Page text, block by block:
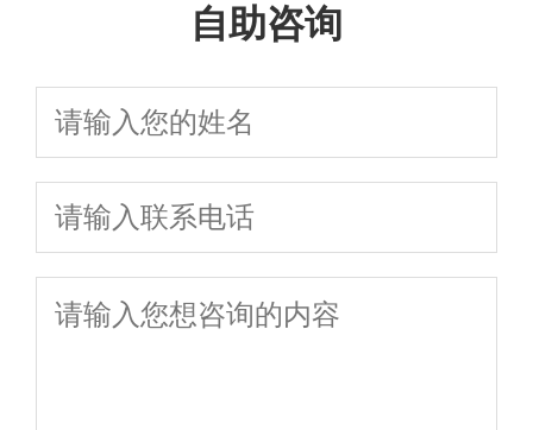
自助咨询